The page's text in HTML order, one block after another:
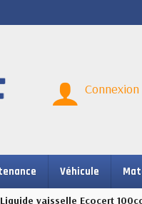
Connexion
Véhicule
vaisselle Ecocert